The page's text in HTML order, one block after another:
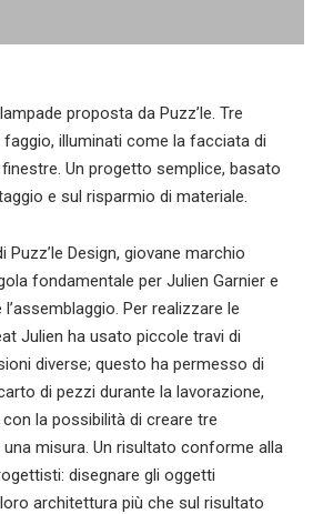
proposta da Puzz’le. Tre
faggio, illuminati come la facciata di
Un progetto semplice, basato
e sul risparmio di materiale.
Puzz’le Design, giovane marchio
fondamentale per Julien Garnier e
Per realizzare le
Julien ha usato piccole travi di
diverse; questo ha permesso di
di pezzi durante la lavorazione,
la possibilità di creare tre
misura. Un risultato conforme alla
disegnare gli oggetti
architettura più che sul risultato